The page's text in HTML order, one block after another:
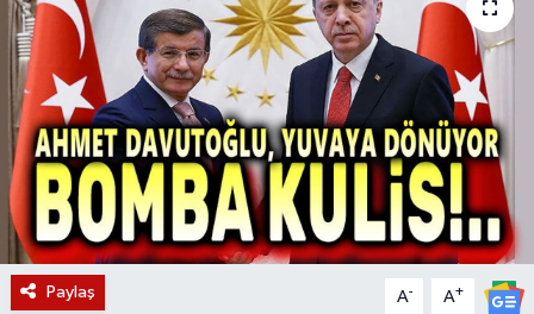
Paylaş A- A+
Magazin
Etkinlikler